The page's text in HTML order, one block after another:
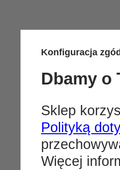
Konfiguracja
Dbamy o
Sklep
Polityką
Więcej